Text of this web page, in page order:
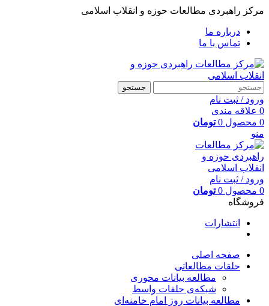
مرکز راهبردی مطالعات حوزه و انقلاب اسلامی
درباره ما
تماس با ما
جستجو
ورود / ثبت نام
0 علاقه مندی
0 محصول 0 تومان
منو
ورود / ثبت نام
0 محصول 0 تومان
فروشگاه
انتشارات
صفحه اصلی
حلقات مطالعاتی
مطالعه بیانات محوری
شبکه‌ی حلقات واسط
مطالعه بیانات روز امام خامنه‌ای